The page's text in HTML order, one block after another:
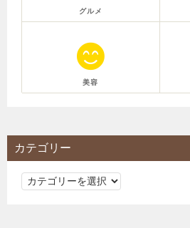
グルメ
美容
カテゴリー
カ